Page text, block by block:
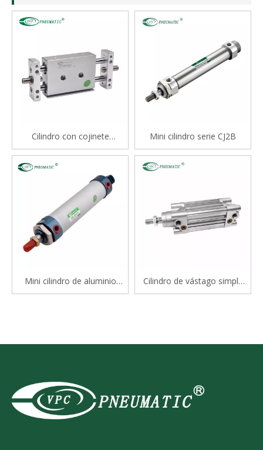
Cilindro con cojinete
deslizante tipo varilla doble
serie STM
Mini cilindro serie CJ2B
Mini cilindro de aluminio
serie Mal
Cilindro de vástago simple
estándar de doble efecto